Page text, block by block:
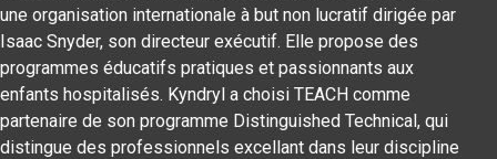
une organisation internationale à but non lucratif dirigée par
Isaac Snyder, son directeur exécutif. Elle propose des
programmes éducatifs pratiques et passionnants aux
enfants hospitalisés. Kyndryl a choisi TEACH comme
partenaire de son programme Distinguished Technical, qui
distingue des professionnels excellant dans leur discipline